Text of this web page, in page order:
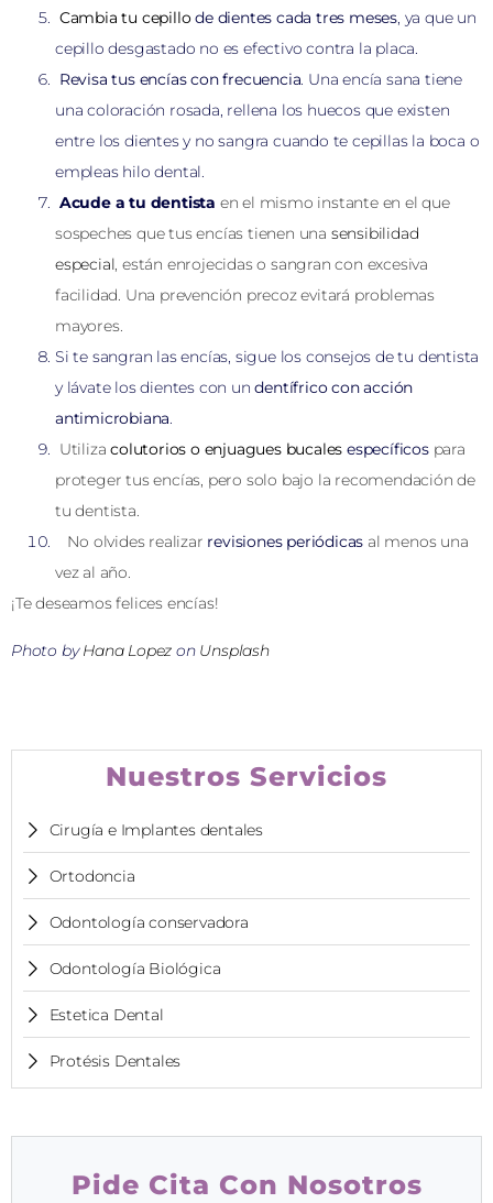
Cambia tu cepillode dientes cada tres meses, ya que un
cepillo desgastado no es efectivo contra la placa.
Revisa tus encías con frecuencia. Una encía sana tiene
una coloración rosada, rellena los huecos que existen
entre los dientes y no sangra cuando te cepillas la boca o
empleas hilo dental.
Acude a tu dentista en el mismo instante en el que
sospeches que tus encías tienen una sensibilidad
especial, están enrojecidas o sangran con excesiva
facilidad. Una prevención precoz evitará problemas
mayores.
Si te sangran las encías, sigue los consejos de tu dentista
y lávate los dientes con undentífrico con acción
antimicrobiana.
Utilizacolutorios o enjuagues bucales específicospara
proteger tus encías, pero solo bajo la recomendación de
tu dentista.
No olvides realizar revisiones periódicas al menos una
vez al año.
¡Te deseamos felices encías!
Photo byHana Lopez on Unsplash
Nuestros Servicios
Cirugía e Implantes dentales
Ortodoncia
Odontología conservadora
Odontología Biológica
Estetica Dental
Protésis Dentales
Pide Cita Con Nosotros